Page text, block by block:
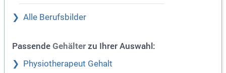
Alle Berufsbilder
Passende Gehälter zu Ihrer Auswahl:
Physiotherapeut Gehalt